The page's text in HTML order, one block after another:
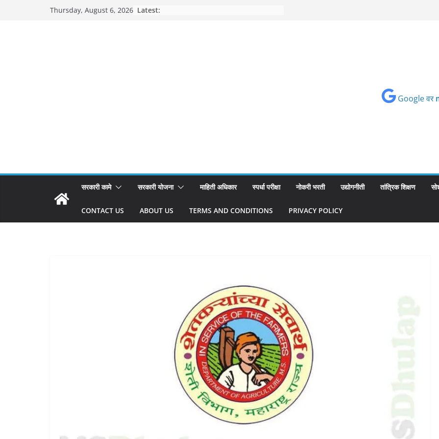
Thursday, August 6, 2026 Latest:
Google वर
सरकारी कामे सरकारी योजना माहिती अधिकार स्पर्धा परीक्षा नोकरी भरती उद्योगनीती तांत्रिक शिक्षण
CONTACT US ABOUT US TERMS AND CONDITIONS PRIVACY POLICY